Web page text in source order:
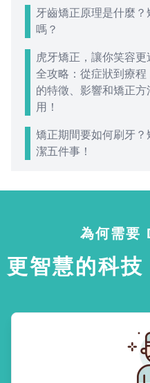
牙齒矯正原理是什麼
嗎？
虎牙矯正，讓你笑容
全攻略：從症狀到療
的特徵、影響和矯正
用！
矯正期間要如何刷牙
潔五件事！
為何需要
更智慧的科